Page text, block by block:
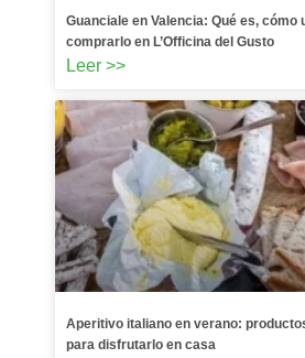
Guanciale en Valencia: Qué es, cómo
comprarlo en L’Officina del Gusto
Leer >>
Aperitivo italiano en verano:
para disfrutarlo en casa